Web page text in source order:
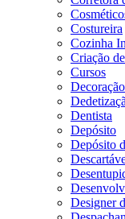
Costureira
Cozinha
Criação
Cursos
Decoração
Dentista
Depósito
Depósito
Designer